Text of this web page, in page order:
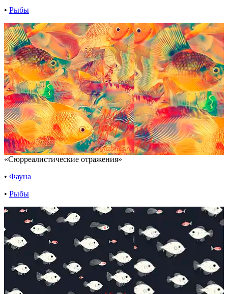
• Рыбы
«Сюрреалистические отражения»
• Фауна
• Рыбы